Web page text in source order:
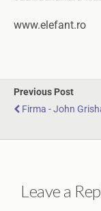
www.elefant.ro
Previous Post
Firma - John
Leave a